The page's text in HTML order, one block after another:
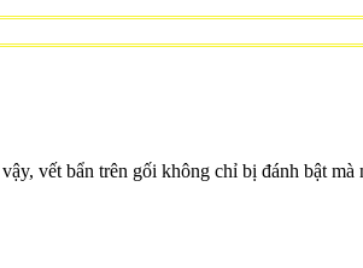
vết bẩn trên gối không chỉ bị đánh bật